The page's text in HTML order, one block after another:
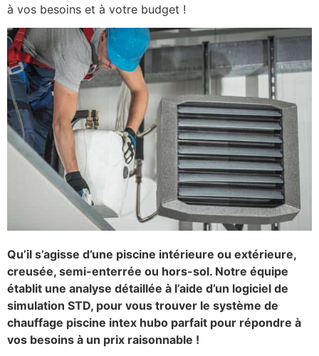
à vos besoins et à votre budget !
Qu’il s’agisse d’une piscine intérieure ou extérieure,
creusée, semi-enterrée ou hors-sol. Notre équipe
établit une analyse détaillée à l’aide d’un logiciel de
simulation STD, pour vous trouver le système de
chauffage piscine intex hubo parfait pour répondre à
vos besoins à un prix raisonnable !